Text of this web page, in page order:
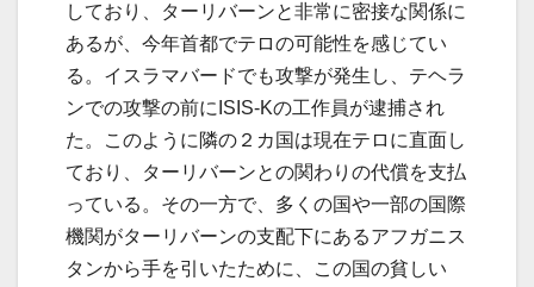
しており、ターリバーンと非常に密接な関係に
あるが、今年首都でテロの可能性を感じてい
る。イスラマバードでも攻撃が発生し、テヘラ
ンでの攻撃の前にISIS-Kの工作員が逮捕され
た。このように隣の２カ国は現在テロに直面し
ており、ターリバーンとの関わりの代償を支払
っている。その一方で、多くの国や一部の国際
機関がターリバーンの支配下にあるアフガニス
タンから手を引いたために、この国の貧しい